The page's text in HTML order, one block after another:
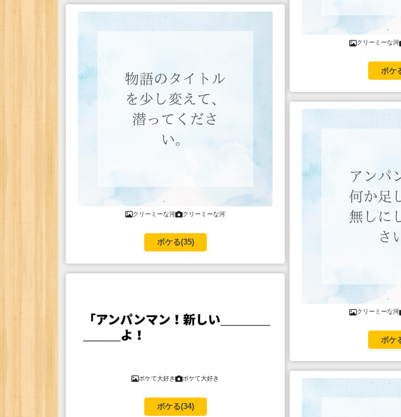
クリーミーな河 クリーミーな河
ボケる(35)
ボケて大好き ボケて大好き
ボケる(34)
クリーミーな河
ボケ
クリーミーな河
ボケ